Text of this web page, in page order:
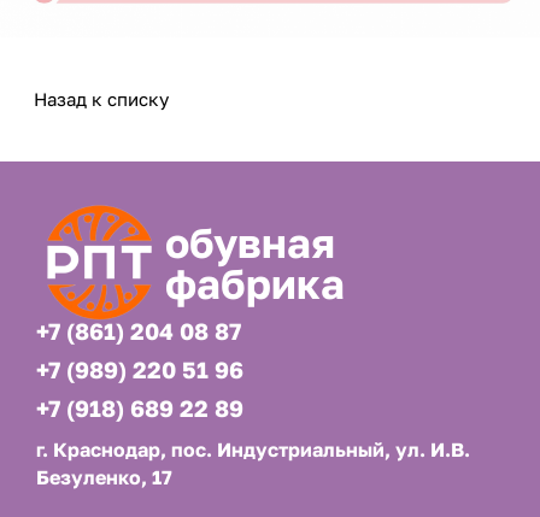
Назад к списку
обувная
фабрика
+7 (861) 204 08 87
+7 (989) 220 51 96
+7 (918) 689 22 89
г. Краснодар, пос. Индустриальный, ул. И.В.
Безуленко, 17